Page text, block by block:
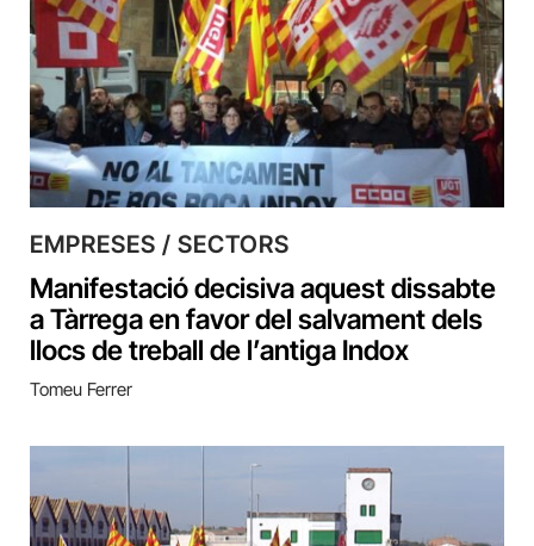
EMPRESES / SECTORS
Manifestació decisiva aquest dissabte
a Tàrrega en favor del salvament dels
llocs de treball de l’antiga Indox
Tomeu Ferrer